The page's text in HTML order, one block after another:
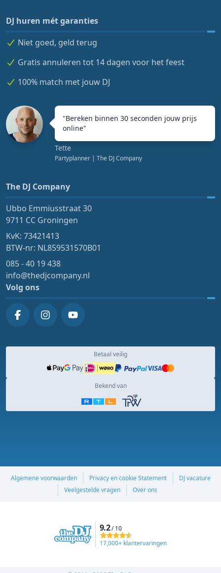
DJ huren mét garanties
Niet goed, geld terug
Gratis annuleren tot 14 dagen voor het feest
100% match met jouw DJ
"Bereken binnen 30 seconden jouw prijs
online"
Tette
Partyplanner | The DJ Company
The DJ Company
Ubbo Emmiusstraat 30
9711 CC Groningen
KvK: 73421413
BTW-nr: NL859531570B01
085 - 40 19 438
info@thedjcompany.nl
Volg ons
Betaal veilig
Bekend van
Algemene voorwaarden Privacy en cookie Statement
DJ vacature
Veelgestelde vragen
Over ons
9.2/ 10
17,000+ klantervaringen